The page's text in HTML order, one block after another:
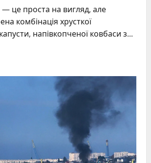
— це проста на вигляд, але
комбінація хрусткої
напівкопченої ковбаси з...